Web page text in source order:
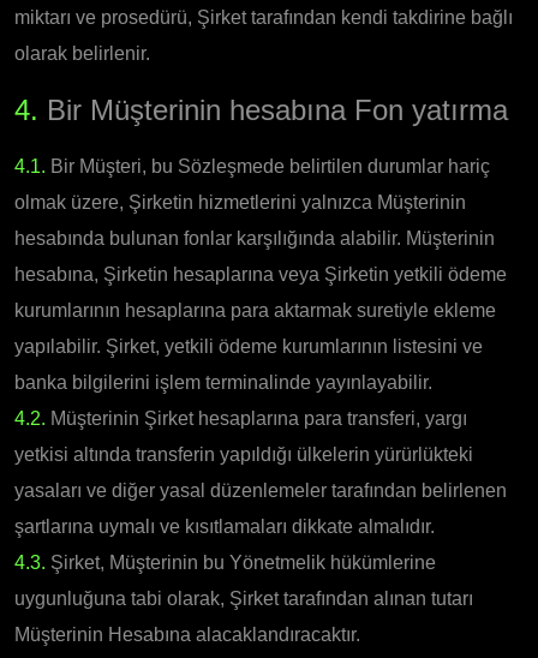
miktarı ve prosedürü, Şirket tarafından kendi takdirine bağlı
olarak belirlenir.
4. Bir Müşterinin hesabına Fon yatırma
4.1. Bir Müşteri, bu Sözleşmede belirtilen durumlar hariç
olmak üzere, Şirketin hizmetlerini yalnızca Müşterinin
hesabında bulunan fonlar karşılığında alabilir. Müşterinin
hesabına, Şirketin hesaplarına veya Şirketin yetkili ödeme
kurumlarının hesaplarına para aktarmak suretiyle ekleme
yapılabilir. Şirket, yetkili ödeme kurumlarının listesini ve
banka bilgilerini işlem terminalinde yayınlayabilir.
4.2. Müşterinin Şirket hesaplarına para transferi, yargı
yetkisi altında transferin yapıldığı ülkelerin yürürlükteki
yasaları ve diğer yasal düzenlemeler tarafından belirlenen
şartlarına uymalı ve kısıtlamaları dikkate almalıdır.
4.3. Şirket, Müşterinin bu Yönetmelik hükümlerine
uygunluğuna tabi olarak, Şirket tarafından alınan tutarı
Müşterinin Hesabına alacaklandıracaktır.